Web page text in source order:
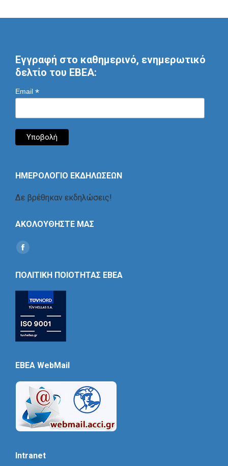
Εγγραφή στο καθημερινό, ενημερωτικό
δελτίο του ΕΒΕΑ:
Email *
ΗΜΕΡΟΛΟΓΙΟ ΕΚΔΗΛΩΣΕΩΝ
Δε βρέθηκαν εκδηλώσεις!
ΑΚΟΛΟΥΘΗΣΤΕ ΜΑΣ
Find us on:
Social
ΠΟΛΙΤΙΚΗ ΠΟΙΟΤΗΤΑΣ ΕΒΕΑ
EBEA WebMail
Intranet